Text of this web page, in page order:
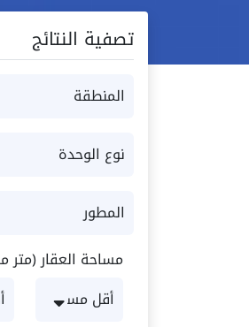
تصفية النتائج
مساحة العقار (متر